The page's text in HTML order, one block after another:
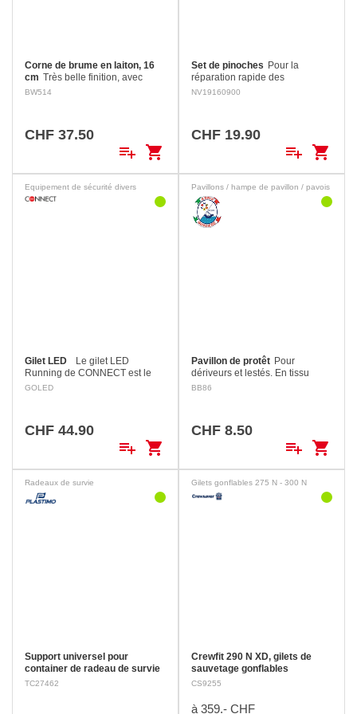
Corne de brume en laiton, 16
cm Très belle finition, avec
anneaux de fixation. Longueur:
BW514
CHF 37.50
playlist_add shopping_cart
Set de pinoches Pour la
réparation rapide des
infiltrations. 10 pinoches de
NV19160900
CHF 19.90
playlist_add shopping_cart
Equipement de sécurité divers
Gilet LED
Le gilet LED
Running de CONNECT est le
compagnon idéal pour vos
GOLED
CHF 44.90
playlist_add shopping_cart
Pavillons / hampe de pavillon / pavois
Pavillon de protêt Pour
dériveurs et lestés. En tissu
polyester, fixation par bande
BB86
CHF 8.50
playlist_add shopping_cart
Radeaux de survie
Support universel pour
container de radeau de survie
Support inox 316 L réglable,
TC27462
Gilets gonflables 275 N - 300 N
Crewfit 290 N XD, gilets de
sauvetage gonflables
automatiques avec harnais
de 290 N (env. 29 kg) pour plus
CS9255
à 359.- CHF